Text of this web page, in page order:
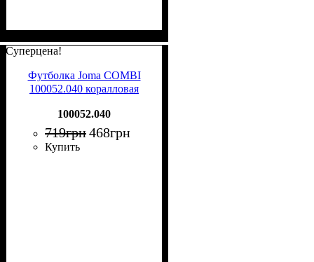
Суперцена!
Футболка Joma COMBI
100052.040 коралловая
100052.040
719грн468грн
Купить